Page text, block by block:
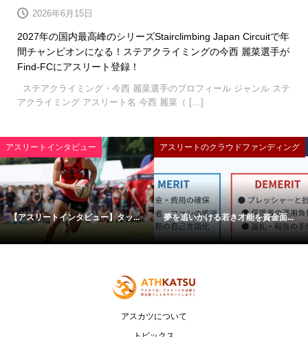
2027年の国内最高峰のシリーズStairclimbing Japan Circuitで年
間チャンピオンになる！ステアクライミングの今西 麗菜選手が
Find-FCにアスリート登録！
2026年6月15日
ステアクライミング・今西 麗菜選手のプロフィール ジャンル ステ
アクライミング アスリート名 今西 麗菜（ […]
アスリートインタビュー
【アスリートインタビュー】タッ...
アスリートのクラウドファンディング
夢を追いかける若き才能を資金面...
アスカツについて